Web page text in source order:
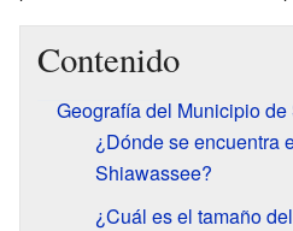
Contenido
Geografía del Municipio
¿Dónde se encuentra
Shiawassee?
¿Cuál es el tamaño